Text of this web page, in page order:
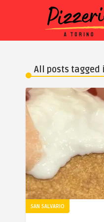
All posts
SAN SALVARIO